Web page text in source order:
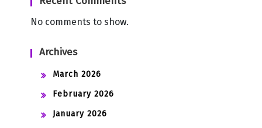
No comments to show.
Archives
March 2026
February 2026
January 2026